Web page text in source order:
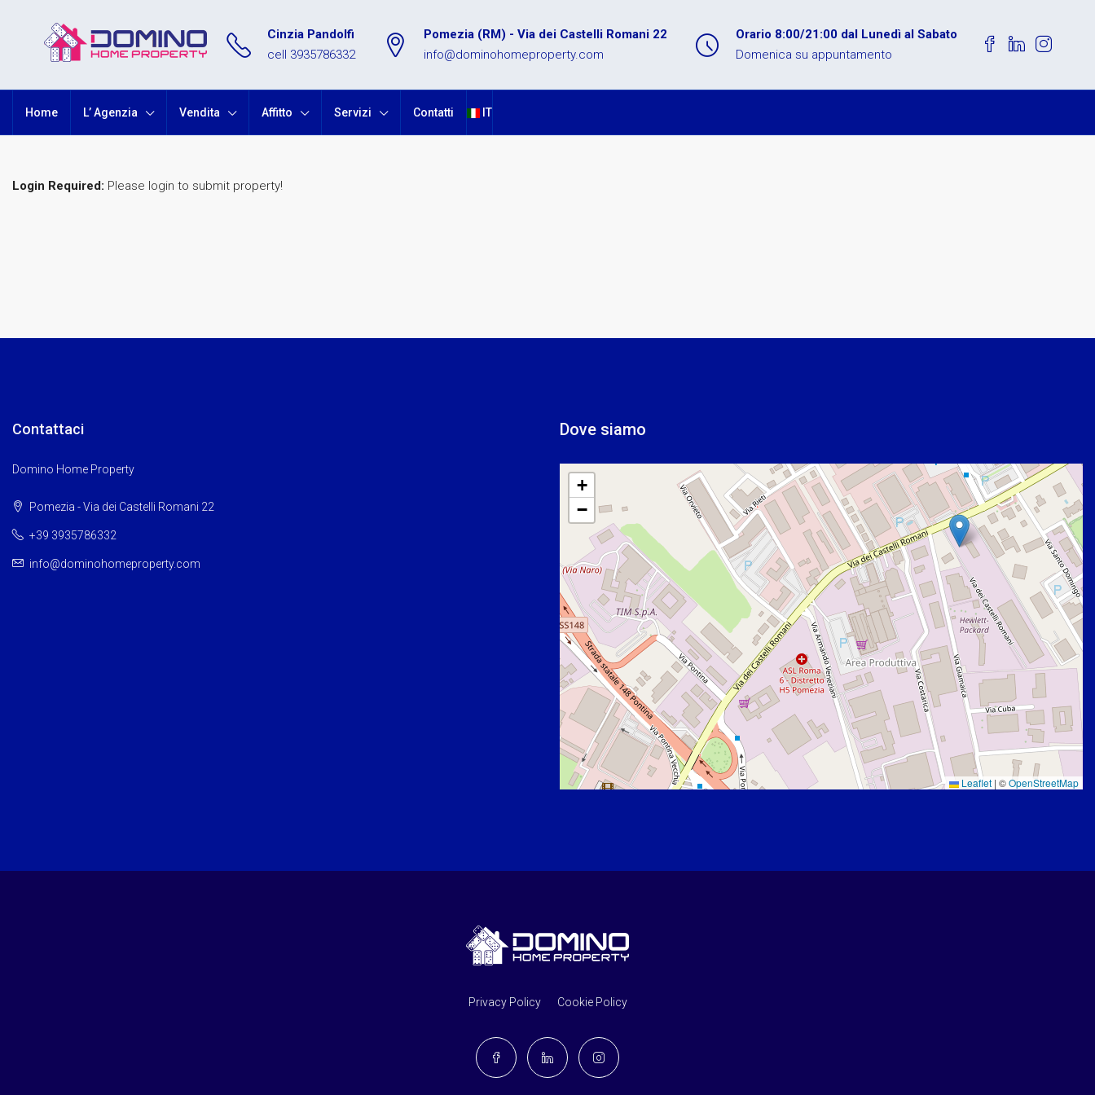
Cinzia Pandolfi
cell 3935786332
Pomezia (RM) - Via dei Castelli Romani 22
info@dominohomeproperty.com
Orario 8:00/21:00 dal Lunedì al Sabato
Domenica su appuntamento
Home L’ Agenzia Vendita Affitto Servizi Contatti IT
Login Required: Please login to submit property!
Contattaci
Domino Home Property
Pomezia - Via dei Castelli Romani 22
+39 3935786332
info@dominohomeproperty.com
Dove siamo
+
−
Leaflet | ©OpenStreetMap
Privacy Policy Cookie Policy